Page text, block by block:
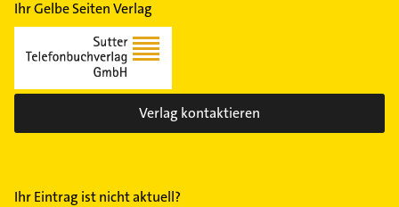
Ihr Gelbe Seiten Verlag
Verlag kontaktieren
Ihr Eintrag ist nicht aktuell?